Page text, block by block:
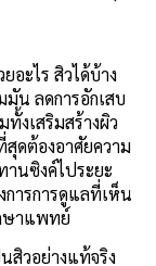
อะไร สิวได้บ้าง
น ลดการอักเสบ
งเสริมสร้างผิว
ดต้องอาศัยความ
านซิงค์ไประยะ
ารการดูแลที่เห็น
ษาแพทย์
สิวอย่างแท้จริง